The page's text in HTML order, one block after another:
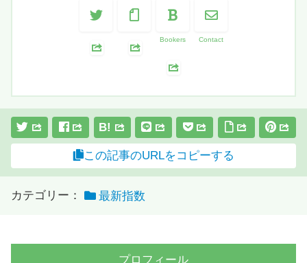
Bookers Contact
B!
この記事のURLをコピーする
カテゴリー： 最新指数
プロフィール